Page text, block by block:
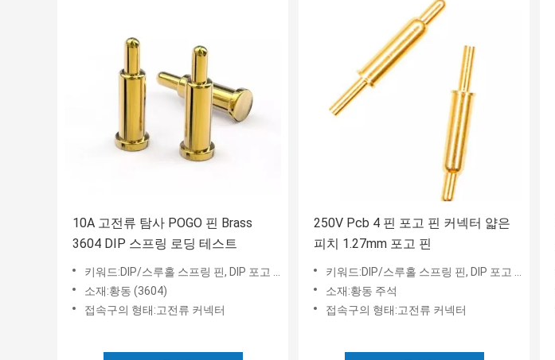
10A 고전류 탐사 POGO 핀 Brass
3604 DIP 스프링 로딩 테스트
키워드:DIP/스루홀 스프링 핀, DIP 포고 핀
소재:황동 (3604)
접속구의 형태:고전류 커넥터
250V Pcb 4 핀 포고 핀 커넥터 얇은
피치 1.27mm 포고 핀
키워드:DIP/스루홀 스프링 핀, DIP 포고 핀
소재:황동 주석
접속구의 형태:고전류 커넥터